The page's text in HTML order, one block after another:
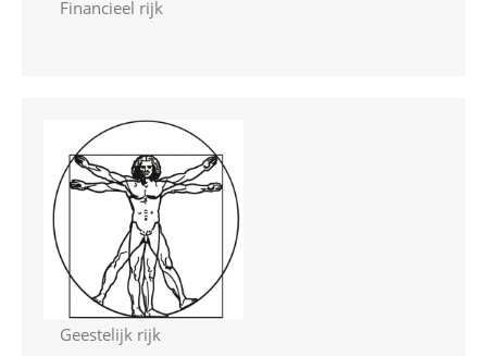
Financieel rijk
Geestelijk rijk